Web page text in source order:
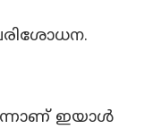
ഇയാൾ